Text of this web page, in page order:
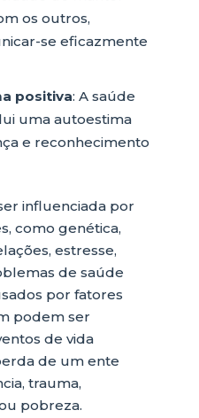
os outros,
se eficazmente
positiva: A saúde
uma autoestima
e reconhecimento
influenciada por
como genética,
estresse,
de saúde
por fatores
podem ser
de vida
de um ente
trauma,
pobreza.